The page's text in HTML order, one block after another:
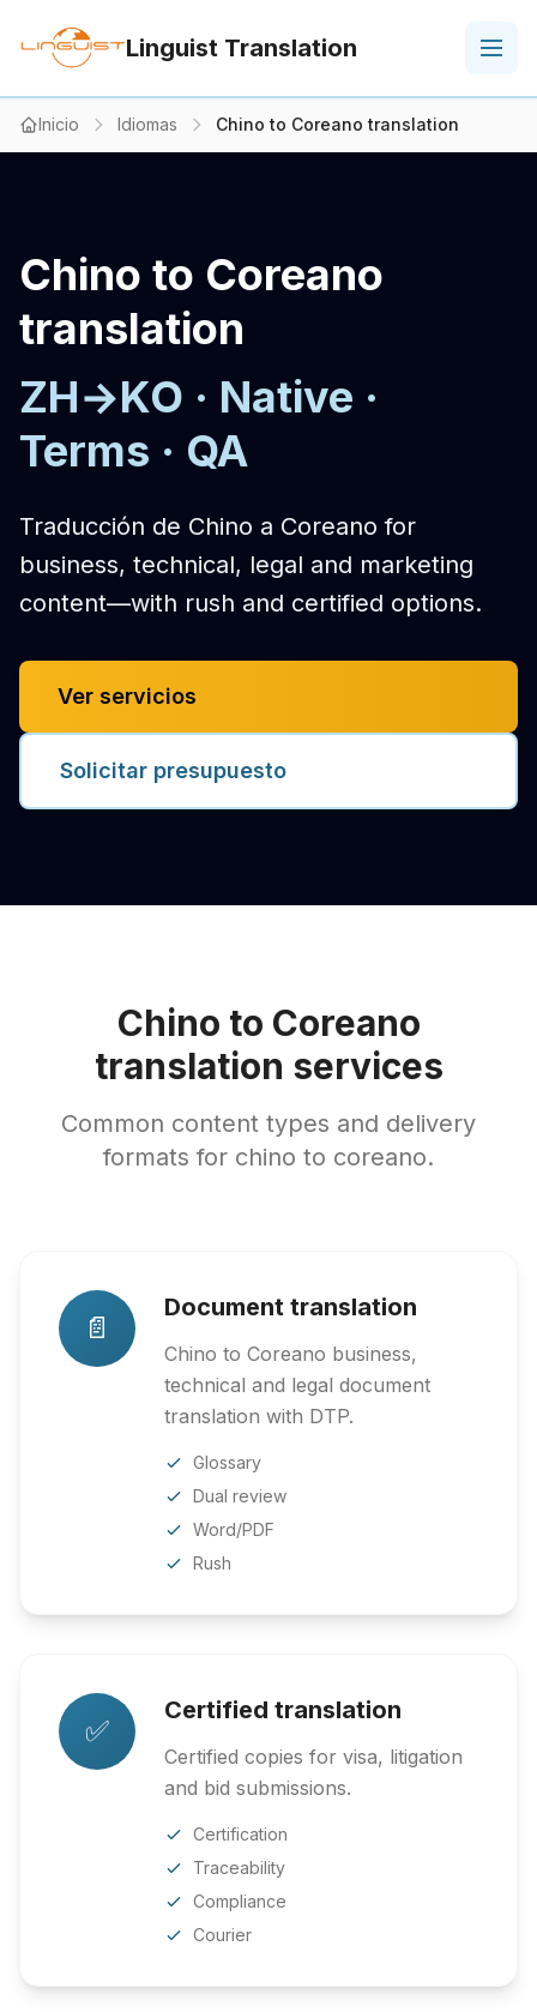
Linguist Translation
Inicio Idiomas Chino to Coreano translation
Chino to Coreano
translation
ZH→KO · Native ·
Terms · QA
Traducción de Chino a Coreano for
business, technical, legal and marketing
content—with rush and certified options.
Ver servicios
Solicitar presupuesto
Chino to Coreano
translation services
Common content types and delivery
formats for chino to coreano.
📄
Document translation
Chino to Coreano business,
technical and legal document
translation with DTP.
Glossary
Dual review
Word/PDF
Rush
✅
Certified translation
Certified copies for visa, litigation
and bid submissions.
Certification
Traceability
Compliance
Courier